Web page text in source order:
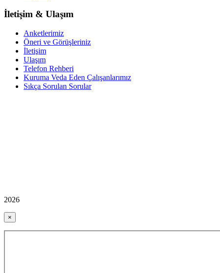
İletişim & Ulaşım
Anketlerimiz
Öneri ve Görüşleriniz
İletişim
Ulaşım
Telefon Rehberi
Kuruma Veda Eden Çalışanlarımız
Sıkça Sorulan Sorular
2026
×